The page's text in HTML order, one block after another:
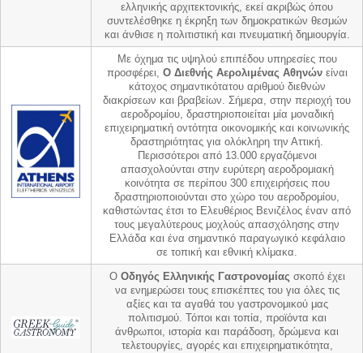
ελληνικής αρχιτεκτονικής, εκεί ακριβώς όπου
συντελέσθηκε η έκρηξη των δημοκρατικών θεσμών
και άνθισε η πολιτιστική και πνευματική δημιουργία.
Με όχημα τις υψηλού επιπέδου υπηρεσίες που
προσφέρει, Ο Διεθνής Αερολιμένας Αθηνώνείναι
κάτοχος σημαντικότατου αριθμού διεθνών
διακρίσεων και βραβείων. Σήμερα, στην περιοχή του
αεροδρομίου, δραστηριοποιείται μία μοναδική
επιχειρηματική οντότητα οικονομικής και κοινωνικής
δραστηριότητας για ολόκληρη την Αττική.
Περισσότεροι από 13.000 εργαζόμενοι
απασχολούνται στην ευρύτερη αεροδρομιακή
κοινότητα σε περίπου 300 επιχειρήσεις που
δραστηριοποιούνται στο χώρο του αεροδρομίου,
καθιστώντας έτσι το Ελευθέριος Βενιζέλος έναν από
τους μεγαλύτερους μοχλούς απασχόλησης στην
Ελλάδα και ένα σημαντικό παραγωγικό κεφάλαιο
σε τοπική και εθνική κλίμακα.
O Οδηγός Ελληνικής Γαστρονομίας σκοπό έχει
να ενημερώσει τους επισκέπτες του για όλες τις
αξίες και τα αγαθά του γαστρονομικού μας
πολιτισμού. Τόποι και τοπία, προϊόντα και
άνθρωποι, ιστορία και παράδοση, δρώμενα και
τελετουργίες, αγορές και επιχειρηματικότητα,